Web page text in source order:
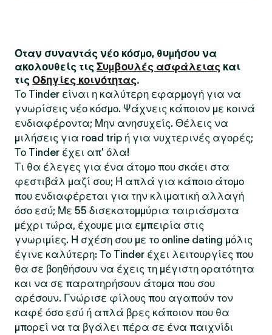
Όταν συναντάς νέο κόσμο, θυμήσου να
ακολουθείς τις Συμβουλές ασφάλειας και
τις Οδηγίες κοινότητας.
Το Tinder είναι η καλύτερη εφαρμογή για να
γνωρίσεις νέο κόσμο. Ψάχνεις κάποιον με κοινά
ενδιαφέροντα; Μην ανησυχείς. Θέλεις να
μιλήσεις για road trip ή για νυχτερινές αγορές;
Το Tinder έχει απ' όλα!
Τι θα έλεγες για ένα άτομο που σκάει στα
φεστιβάλ μαζί σου; Ή απλά για κάποιο άτομο
που ενδιαφέρεται για την κλιματική αλλαγή
όσο εσύ; Με 55 δισεκατομμύρια ταιριάσματα
μέχρι τώρα, έχουμε μια εμπειρία στις
γνωριμίες. Η σχέση σου με το online dating μόλις
έγινε καλύτερη: Το Tinder έχει λειτουργίες που
θα σε βοηθήσουν να έχεις τη μέγιστη ορατότητα
και να σε παρατηρήσουν άτομα που σου
αρέσουν. Γνώρισε φίλους που αγαπούν τον
καφέ όσο εσύ ή απλά βρες κάποιον που θα
μπορεί να τα βγάλει πέρα σε ένα παιχνίδι